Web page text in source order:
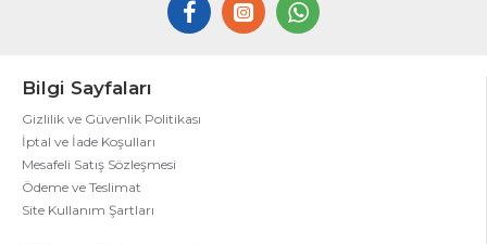
Bilgi Sayfaları
Gizlilik ve Güvenlik Politikası
İptal ve İade Koşulları
Mesafeli Satış Sözleşmesi
Ödeme ve Teslimat
Site Kullanım Şartları